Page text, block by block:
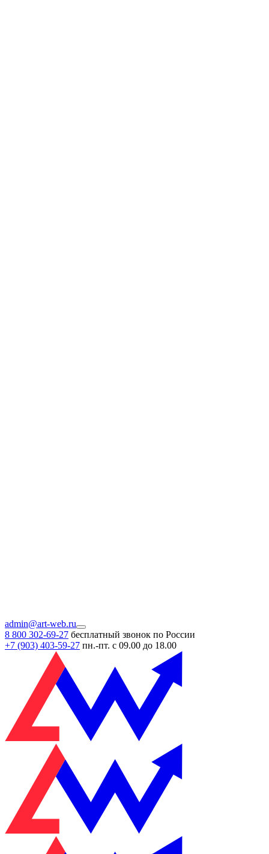
admin@art-web.ru
8 800 302-69-27 бесплатный звонок по России
+7 (903) 403-59-27 пн.-пт. с 09.00 до 18.00